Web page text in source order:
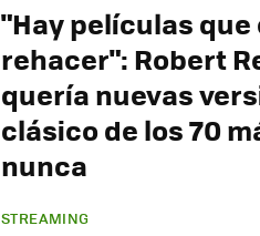
"Hay películas que
rehacer": Robert
quería nuevas
clásico de los 70
nunca
STREAMING